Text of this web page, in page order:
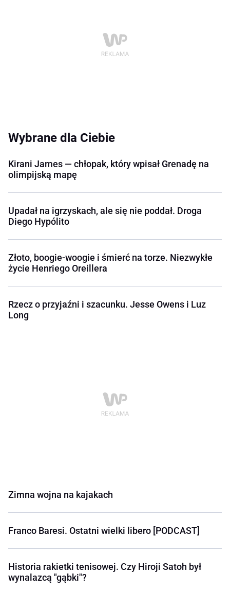
Wybrane dla Ciebie
Kirani James — chłopak, który wpisał Grenadę na
olimpijską mapę
Upadał na igrzyskach, ale się nie poddał. Droga
Diego Hypólito
Złoto, boogie-woogie i śmierć na torze. Niezwykłe
życie Henriego Oreillera
Rzecz o przyjaźni i szacunku. Jesse Owens i Luz
Long
Zimna wojna na kajakach
Franco Baresi. Ostatni wielki libero [PODCAST]
Historia rakietki tenisowej. Czy Hiroji Satoh był
wynalazcą "gąbki"?